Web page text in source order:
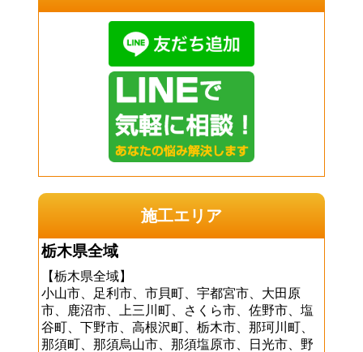
施工エリア
栃木県全域
【栃木県全域】
小山市、足利市、市貝町、宇都宮市、大田原
市、鹿沼市、上三川町、さくら市、佐野市、塩
谷町、下野市、高根沢町、栃木市、那珂川町、
那須町、那須烏山市、那須塩原市、日光市、野